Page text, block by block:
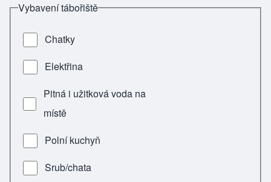
Vybavení tábořiště
Chatky
Elektřina
Pitná i užitková voda na
místě
Polní kuchyň
Srub/chata